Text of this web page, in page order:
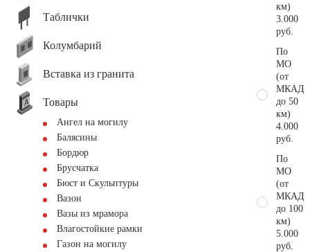
Таблички
Колумбарий
Вставка из гранита
Товары
Ангел на могилу
Балясины
Бордюр
Брусчатка
Бюст и Скульптуры
Вазон
Вазы из мрамора
Влагостойкие рамки
Газон на могилу
км)
3.000
руб.
По
МО
(от
МКАД
до 50
км)
4.000
руб.
По
МО
(от
МКАД
до 100
км)
5.000
руб.